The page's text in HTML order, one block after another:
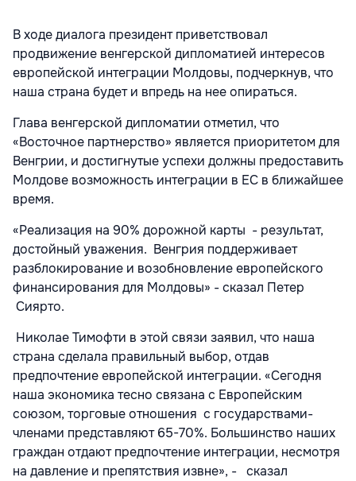
В ходе диалога президент приветствовал
продвижение венгерской дипломатией интересов
европейской интеграции Молдовы, подчеркнув, что
наша страна будет и впредь на нее опираться.
Глава венгерской дипломатии отметил, что
«Восточное партнерство» является приоритетом для
Венгрии, и достигнутые успехи должны предоставить
Молдове возможность интеграции в ЕС в ближайшее
время.
«Реализация на 90% дорожной карты - результат,
достойный уважения. Венгрия поддерживает
разблокирование и возобновление европейского
финансирования для Молдовы» - сказал Петер
Сиярто.
Николае Тимофти в этой связи заявил, что наша
страна сделала правильный выбор, отдав
предпочтение европейской интеграции. «Сегодня
наша экономика тесно связана с Европейским
союзом, торговые отношения с государствами-
членами представляют 65-70%. Большинство наших
граждан отдают предпочтение интеграции, несмотря
на давление и препятствия извне», - сказал